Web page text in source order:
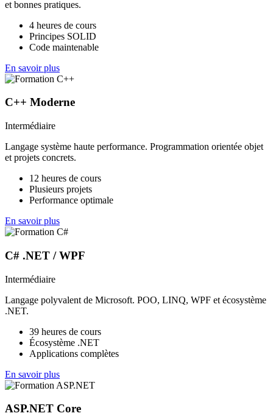
et bonnes pratiques.
4 heures de cours
Principes SOLID
Code maintenable
En savoir plus
C++ Moderne
Intermédiaire
Langage système haute performance. Programmation orientée objet
et projets concrets.
12 heures de cours
Plusieurs projets
Performance optimale
En savoir plus
C# .NET / WPF
Intermédiaire
Langage polyvalent de Microsoft. POO, LINQ, WPF et écosystème
.NET.
39 heures de cours
Écosystème .NET
Applications complètes
En savoir plus
ASP.NET Core